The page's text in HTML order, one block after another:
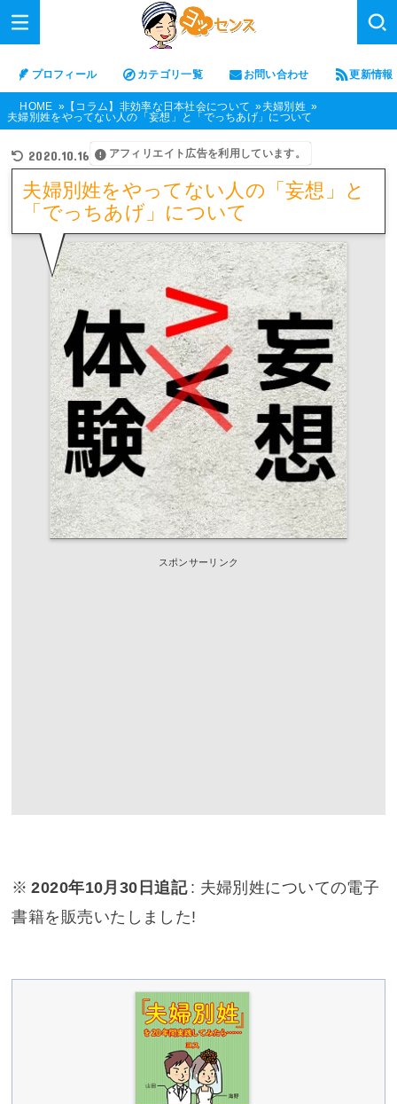
プロフィール カテゴリ一覧 お問い合わせ 更新情報
HOME 【コラム】非効率な日本社会について
夫婦別姓
夫婦別姓をやってない人の「妄想」と「でっちあげ」について
2020.10.16 アフィリエイト広告を利用しています。
夫婦別姓をやってない人の「妄想」と
「でっちあげ」について
スポンサーリンク
※ 2020年10月30日追記 : 夫婦別姓についての電子
書籍を販売いたしました!